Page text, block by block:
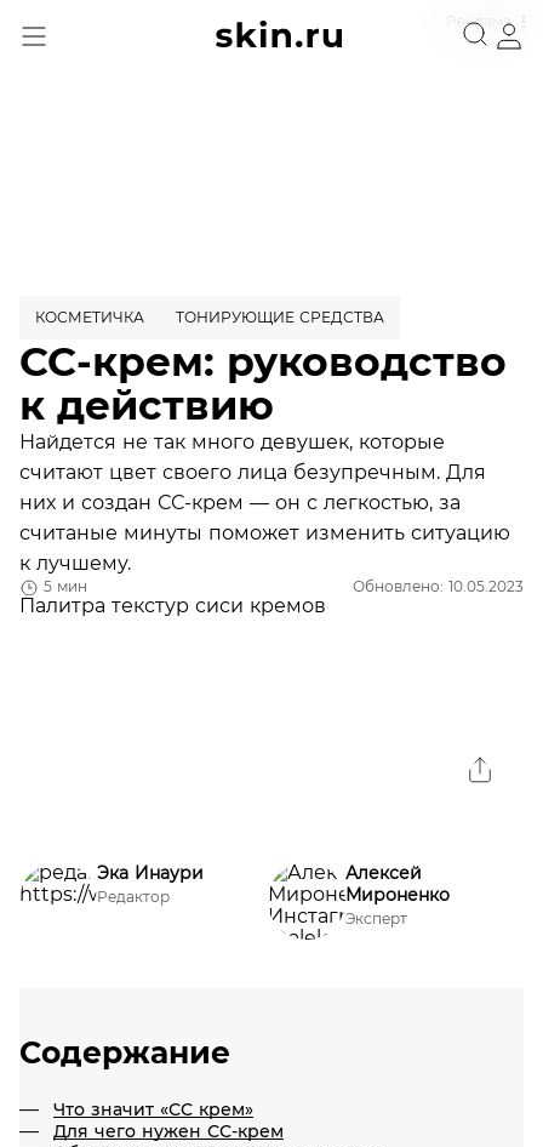
Реклама
5 мин Обновлено: 10.05.2023
КОСМЕТИЧКА ТОНИРУЮЩИЕ СРЕДСТВА
СС-крем: руководство
к действию
Найдется не так много девушек, которые
считают цвет своего лица безупречным. Для
них и создан СС-крем — он с легкостью, за
считаные минуты поможет изменить ситуацию
к лучшему.
Эка Инаури
Редактор
Алексей
Мироненко
Эксперт
Содержание
Что значит «СС крем»
Для чего нужен СС-крем